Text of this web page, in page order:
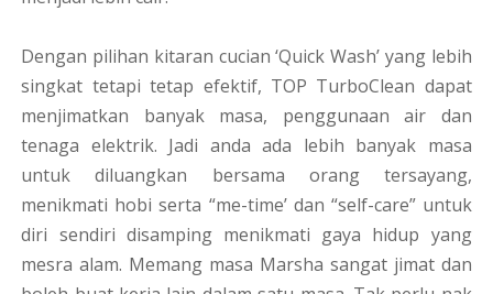
Dengan pilihan kitaran cucian ‘Quick Wash’ yang lebih
singkat tetapi tetap efektif, TOP TurboClean dapat
menjimatkan banyak masa, penggunaan air dan
tenaga elektrik. Jadi anda ada lebih banyak masa
untuk diluangkan bersama orang tersayang,
menikmati hobi serta “me-time’ dan “self-care” untuk
diri sendiri disamping menikmati gaya hidup yang
mesra alam. Memang masa Marsha sangat jimat dan